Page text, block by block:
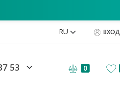
RU ВХОД
53 0